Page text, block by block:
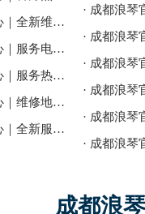
· 成都浪琴官方售后服务中心｜全新维修地址及官方热线权威信息公告（2026年7月最新）
· 成都浪琴官方售后服务中心｜服务电话及24小时维修地址权威信息公告（2026年7月最新）
· 成都浪琴官方售后服务中心｜服务热线及完整维修地址权威信息公告（2026年7月最新）
· 成都浪琴官方售后服务中心｜维修地址及24小时电话权威信息通告（2026年7月最新）
· 成都浪琴官方售后服务中心｜全新服务电话及详细地址权威信息通告（2026年7月最新）
成都浪